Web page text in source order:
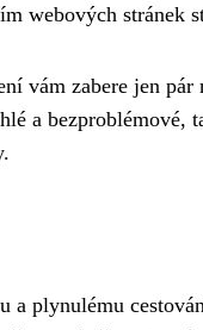
webových stránek
vám zabere jen
a bezproblémové,
a plynulému